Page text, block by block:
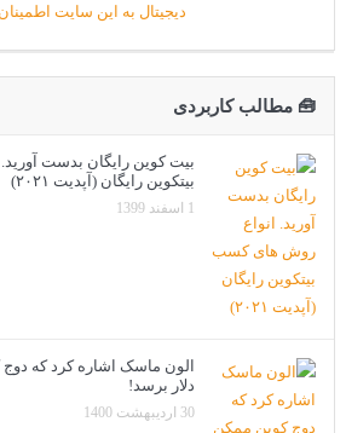
🧰 مطالب کاربردی
بیت کوین رایگان بدست
بیتکوین رایگان (آپدیت ۲۰۲۱)
1 اسفند 1399
دلار برسد!
30 اردیبهشت 1400